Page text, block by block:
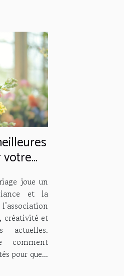
joue un
et la
créativité et
actuelles.
comment
pour que...